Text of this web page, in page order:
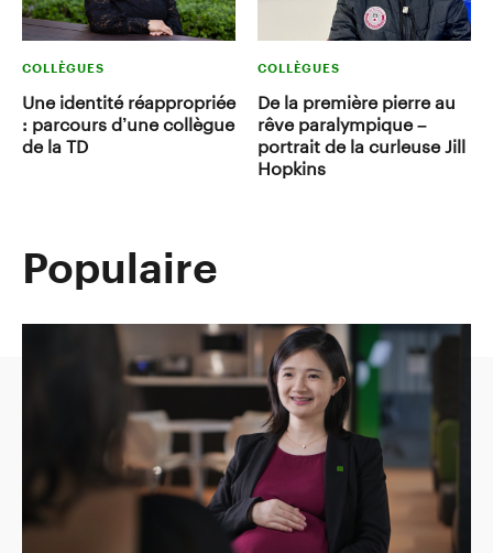
COLLÈGUES
Une identité réappropriée
: parcours d’une collègue
de la TD
COLLÈGUES
De la première pierre au
rêve paralympique –
portrait de la curleuse Jill
Hopkins
Populaire